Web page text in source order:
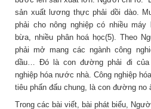
sản xuất lương thực phải dồi dào.
phải cho nông nghiệp có nhiều
bừa, nhiều phân hoá học(5). Theo
phải mở mang các ngành công
dầu… Đó là con đường phải đi của
nghiệp hóa nước nhà. Công nghiệp
tiêu phấn đấu chung, là con đường
Trong các bài viết, bài phát biểu,